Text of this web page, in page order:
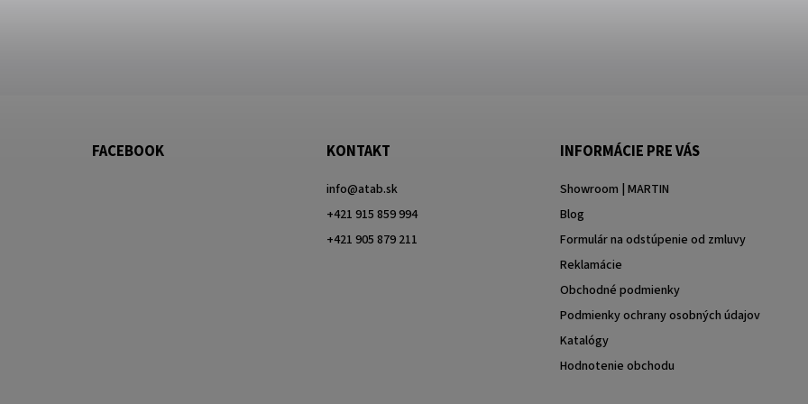
FACEBOOK KONTAKT
info@atab.sk
+421 915 859 994
+421 905 879 211
INFORMÁCIE PRE VÁS
Showroom | MARTIN
Blog
Formulár na odstúpenie od zmluvy
Reklamácie
Obchodné podmienky
Podmienky ochrany osobných údajov
Katalógy
Hodnotenie obchodu